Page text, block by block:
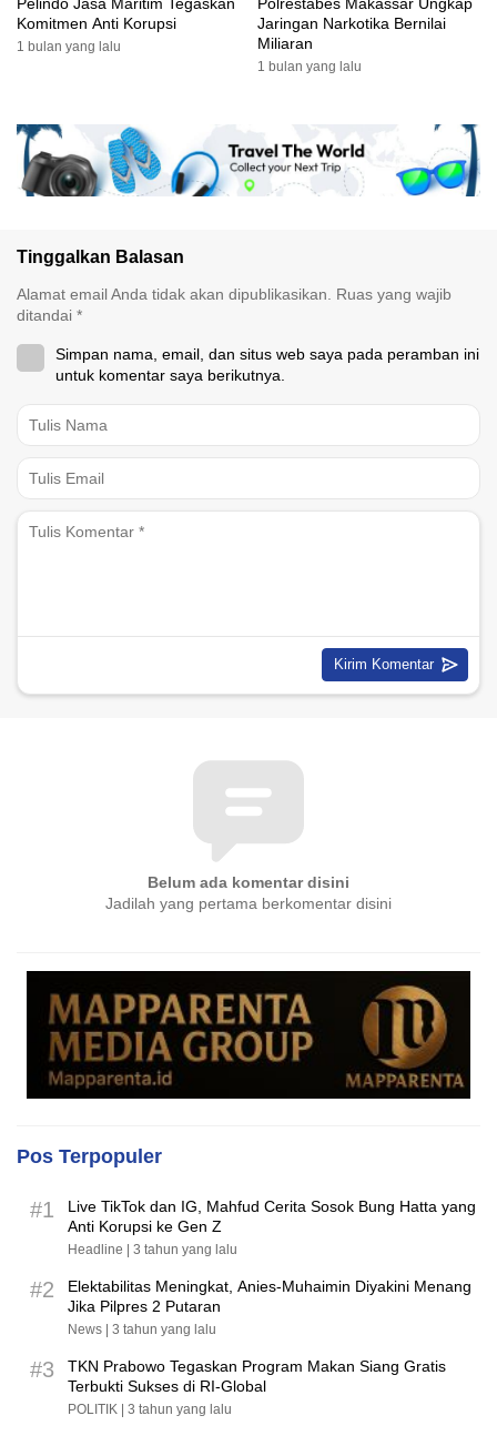
Komitmen Anti Korupsi
1 bulan yang lalu
Jaringan Narkotika Bernilai
Miliaran
1 bulan yang lalu
Tinggalkan Balasan
Alamat email Anda tidak akan dipublikasikan. Ruas yang wajib
ditandai *
Simpan nama, email, dan situs web saya pada peramban ini
untuk komentar saya berikutnya.
Belum ada komentar disini
Jadilah yang pertama berkomentar disini
Pos Terpopuler
#1
Live TikTok dan IG, Mahfud Cerita Sosok Bung Hatta yang
Anti Korupsi ke Gen Z
Headline | 3 tahun yang lalu
#2
Elektabilitas Meningkat, Anies-Muhaimin Diyakini Menang
Jika Pilpres 2 Putaran
News | 3 tahun yang lalu
#3
TKN Prabowo Tegaskan Program Makan Siang Gratis
Terbukti Sukses di RI-Global
POLITIK | 3 tahun yang lalu